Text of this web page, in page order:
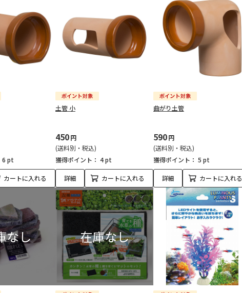
6 pt
カートに入れる
土管 小
450円
(送料別・税込)
獲得ポイント： 4 pt
詳細 カートに入れる
曲がり土管
590円
(送料別・税込)
獲得ポイント： 5 pt
詳細 カートに入れる